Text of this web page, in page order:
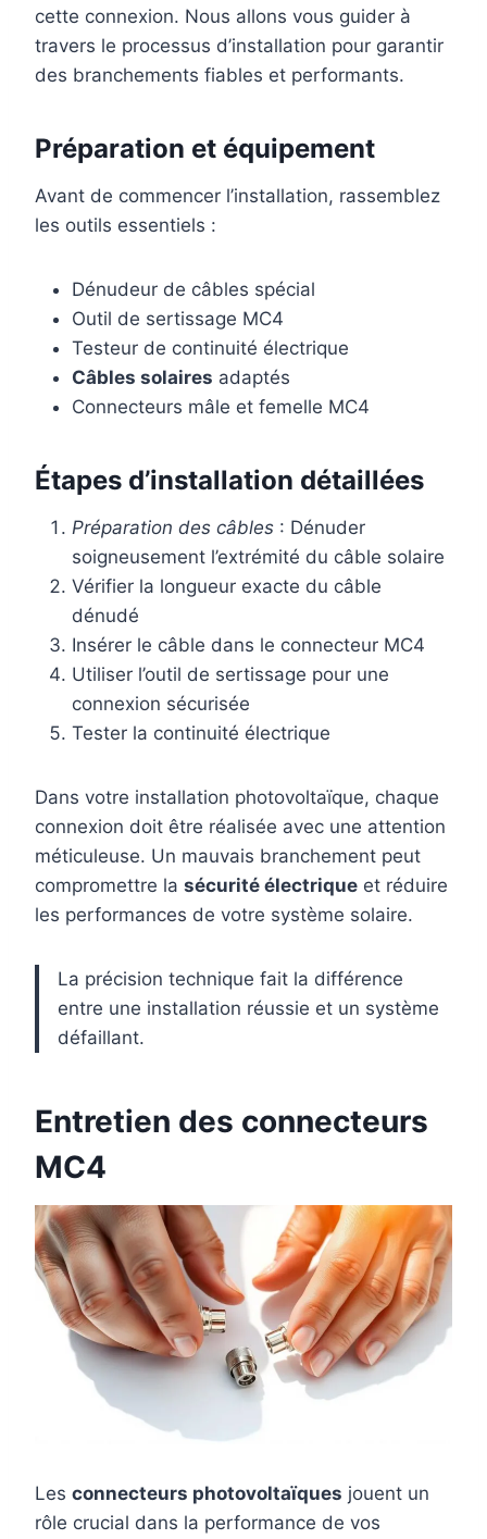
cette connexion. Nous allons vous guider à
travers le processus d’installation pour garantir
des branchements fiables et performants.
Préparation et équipement
Avant de commencer l’installation, rassemblez
les outils essentiels :
Dénudeur de câbles spécial
Outil de sertissage MC4
Testeur de continuité électrique
Câbles solaires adaptés
Connecteurs mâle et femelle MC4
Étapes d’installation détaillées
Préparation des câbles : Dénuder
soigneusement l’extrémité du câble solaire
Vérifier la longueur exacte du câble
dénudé
Insérer le câble dans le connecteur MC4
Utiliser l’outil de sertissage pour une
connexion sécurisée
Tester la continuité électrique
Dans votre installation photovoltaïque, chaque
connexion doit être réalisée avec une attention
méticuleuse. Un mauvais branchement peut
compromettre la sécurité électrique et réduire
les performances de votre système solaire.
La précision technique fait la différence
entre une installation réussie et un système
défaillant.
Entretien des connecteurs
MC4
Les connecteurs photovoltaïques jouent un
rôle crucial dans la performance de vos